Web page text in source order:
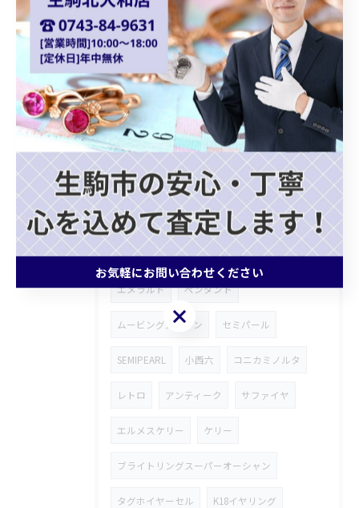
貴金属買取 ショパール Chopard
クォーツ カプシーヌ プラダバッグ
グッチショルダーバッグ
ホワイトゴールドアクセサリー
ゴールドジュエリー ブランドバッグ買取
モノグラムトリヨン 記念メダル
ブランド財布 ROLEX ロンジン
腕時計 FENDI 皇太子殿下御成婚金貨
エメラルド ペンダント
ムービングストーン セミパール
SEMIPEARL 小西六 コニカミノルタ
レトロ アンティーク サファイヤ
エルメスケリー ケリー
ブライトリングスーパーオーシャン
タグホイヤーセル K18イヤリング
お気軽にお問い合わせください
お気軽にお問い合わせください